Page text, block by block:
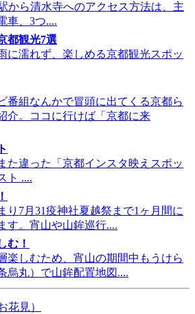
から清水寺へのアクセス方法は、主
車、3つ....
都観光7選
に濡れず、楽しめる京都観光スポッ
番組なんかで冒頭に出てくる京都ら
介。ココに行けば「京都に来
た違った「京都インスタ映えスポッ
ト ....
り7月31疫神社夏越祭まで1ヶ月間に
す。宵山や山鉾巡行....
む！
楽しむため、宵山の期間中もうけら
烏丸）で山鉾配置地図....
花見）